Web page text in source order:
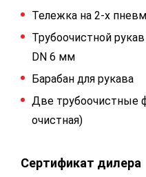
Тележка на 2-х
Трубоочистной
DN 6 мм
Барабан для рукава
Две трубоочистные
очистная)
Сертификат дилера